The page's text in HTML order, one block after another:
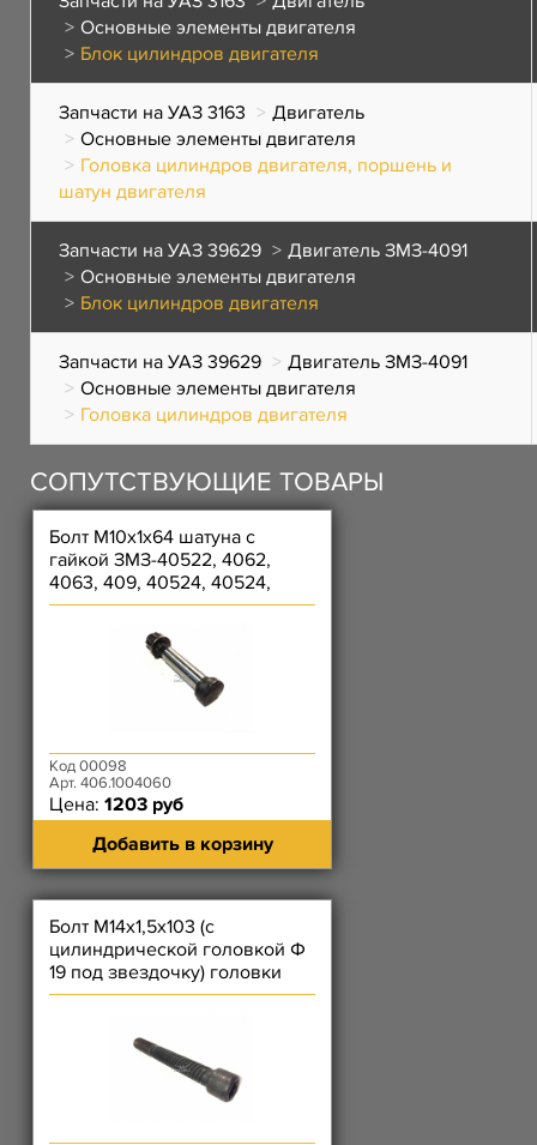
Основные элементы двигателя
Блок цилиндров двигателя
Запчасти на УАЗ 3163
Двигатель
Основные элементы двигателя
Головка цилиндров двигателя, поршень и
шатун двигателя
Запчасти на УАЗ 39629
Двигатель ЗМЗ-4091
Основные элементы двигателя
Блок цилиндров двигателя
Запчасти на УАЗ 39629
Двигатель ЗМЗ-4091
Основные элементы двигателя
Головка цилиндров двигателя
СОПУТСТВУЮЩИЕ ТОВАРЫ
Болт М10х1х64 шатуна с
гайкой ЗМЗ-40522, 4062,
4063, 409, 40524, 40524,
40904
Код 00098
Арт. 406.1004060
Цена: 1203 руб
Добавить в корзину
Болт М14х1,5х103 (с
цилиндрической головкой Ф
19 под звездочку) головки
цилиндров ЗМЗ-4062, 4063,